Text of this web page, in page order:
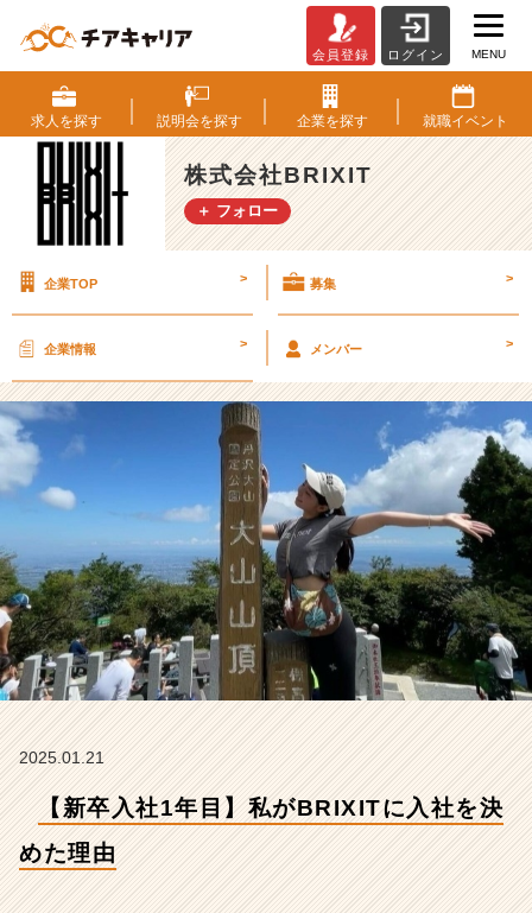
卒
入
社
1
年
目】
R
I
を
決
め
た
理
由
【株
式
I
会員登録 ログイン MENU
求人を探す 説明会を探す 企業を探す 就職イベント
株式会社BRIXIT
＋ フォロー
企業TOP > 募集 >
企業情報 > メンバー >
2025.01.21
【新卒入社1年目】私がBRIXITに入社を決
めた理由